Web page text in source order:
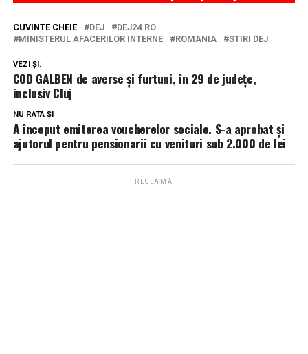
CUVINTE CHEIE DEJ
DEJ24.RO
MINISTERUL AFACERILOR INTERNE
ROMANIA STIRI DEJ
VEZI ȘI:
COD GALBEN de averse și furtuni, în 29 de județe,
inclusiv Cluj
NU RATA ȘI
A început emiterea voucherelor sociale. S-a aprobat și
ajutorul pentru pensionarii cu venituri sub 2.000 de lei
RECLAMĂ